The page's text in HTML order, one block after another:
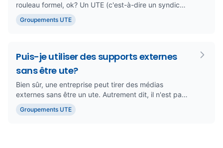
rouleau formel, ok? Un UTE (c'est-à-dire un syndicat
temporaire d...
Groupements UTE
Puis-je utiliser des supports externes
sans être ute?
Bien sûr, une entreprise peut tirer des médias
externes sans être un ute. Autrement dit, il n'est pas
nécessaire de mett...
Groupements UTE